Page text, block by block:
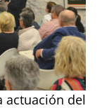
actuación del